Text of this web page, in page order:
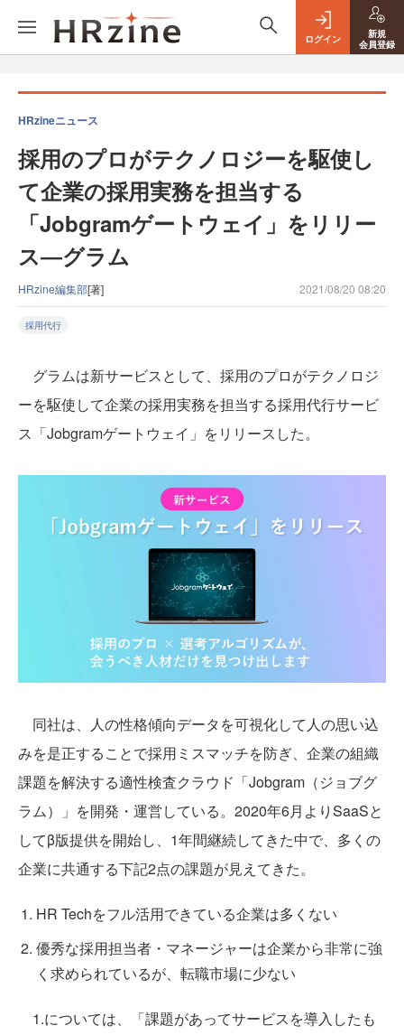
ログイン
新規
会員登録
HRzineニュース
採用のプロがテクノロジーを駆使し
て企業の採用実務を担当する
「Jobgramゲートウェイ」をリリー
ス―グラム
HRzine編集部[著] 2021/08/20 08:20
採用代行
グラムは新サービスとして、採用のプロがテクノロジ
ーを駆使して企業の採用実務を担当する採用代行サービ
ス「Jobgramゲートウェイ」をリリースした。
同社は、人の性格傾向データを可視化して人の思い込
みを是正することで採用ミスマッチを防ぎ、企業の組織
課題を解決する適性検査クラウド「Jobgram（ジョブグ
ラム）」を開発・運営している。2020年6月よりSaaSと
してβ版提供を開始し、1年間継続してきた中で、多くの
企業に共通する下記2点の課題が見えてきた。
HR Techをフル活用できている企業は多くない
優秀な採用担当者・マネージャーは企業から非常に強
く求められているが、転職市場に少ない
1.については、「課題があってサービスを導入したも